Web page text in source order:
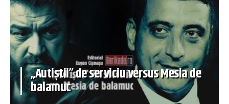
„Autiștii” de serviciu versus Mesia de
balamuc